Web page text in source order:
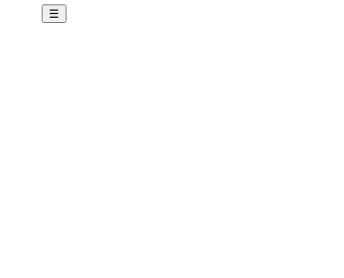
☰